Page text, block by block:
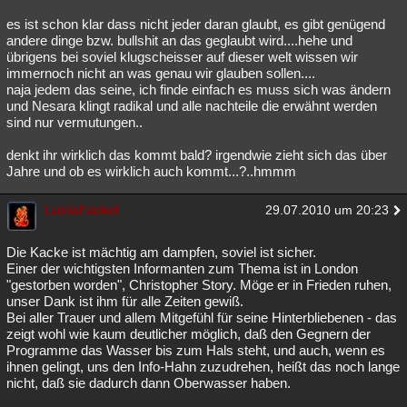
es ist schon klar dass nicht jeder daran glaubt, es gibt genügend
andere dinge bzw. bullshit an das geglaubt wird....hehe und
übrigens bei soviel klugscheisser auf dieser welt wissen wir
immernoch nicht an was genau wir glauben sollen....
naja jedem das seine, ich finde einfach es muss sich was ändern
und Nesara klingt radikal und alle nachteile die erwähnt werden
sind nur vermutungen..
denkt ihr wirklich das kommt bald? irgendwie zieht sich das über
Jahre und ob es wirklich auch kommt...?..hmmm
LuciaFackel 29.07.2010 um 20:23
Die Kacke ist mächtig am dampfen, soviel ist sicher.
Einer der wichtigsten Informanten zum Thema ist in London
"gestorben worden", Christopher Story. Möge er in Frieden ruhen,
unser Dank ist ihm für alle Zeiten gewiß.
Bei aller Trauer und allem Mitgefühl für seine Hinterbliebenen - das
zeigt wohl wie kaum deutlicher möglich, daß den Gegnern der
Programme das Wasser bis zum Hals steht, und auch, wenn es
ihnen gelingt, uns den Info-Hahn zuzudrehen, heißt das noch lange
nicht, daß sie dadurch dann Oberwasser haben.